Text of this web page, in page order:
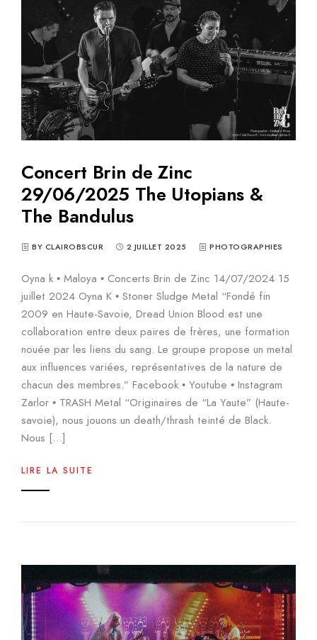
Concert Brin de Zinc
29/06/2025 The Utopians &
The Bandulus
BY CLAIROBSCUR 2 JUILLET 2025 PHOTOGRAPHIES
Oyna k • Maloya • Concerts Brin de Zinc 14/07/2024 15
juillet 2024 Oyna K • Stoner Sludge Metal “Fondé fin
2009 en Haute-Savoie, Dread Union Blood est une
collaboration entre deux paires de frères, une formation
nouée par les liens du sang. Le groupe propose un metal
aux influences variées, représentatives de la nature de
chacun des membres.” Facebook • Youtube • Instagram
Zarlor • TRASH Metal “Originaires de “La Yaute” (Haute-
savoie), nous jouons un death/thrash teinté de Black.
Nous […]
LIRE LA SUITE